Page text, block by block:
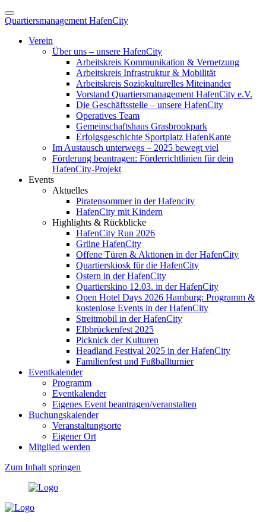
Quartiersmanagement HafenCity
Verein
Über uns – unsere HafenCity
Arbeitskreis Kommunikation & Vernetzung
Arbeitskreis Infrastruktur & Mobilität
Arbeitskreis Soziokulturelles Miteinander
Vorstand Quartiersmanagement HafenCity e.V.
Die Geschäftsstelle – unsere HafenCity
Operatives Team
Gemeinschaftshaus Grasbrookpark
Erfolgsgeschichte Sportplatz HafenKante
Im Austausch unterwegs – 2025 bewegt viel
Förderung beantragen: Förderrichtlinien für dein
HafenCity-Projekt
Events
Aktuelles
Piratensommer in der Hafencity
HafenCity mit Kindern
Highlights & Rückblicke
HafenCity Run 2026
Grüne HafenCity
Offene Türen & Aktionen in der HafenCity
Quartierskiosk für die HafenCity
Ostern in der HafenCity
Quartierskino 12.03. in der HafenCity
Open Hotel Days 2026 Hamburg: Programm &
kostenlose Events in der HafenCity
Streitmobil in der HafenCity
Elbbrückenfest 2025
Picknick der Kulturen
Headland Festival 2025 in der HafenCity
Familienfest und Fußballturnier
Eventkalender
Programm
Eventkalender
Eigenes Event beantragen/veranstalten
Buchungskalender
Veranstaltungsorte
Eigener Ort
Mitglied werden
Zum Inhalt springen